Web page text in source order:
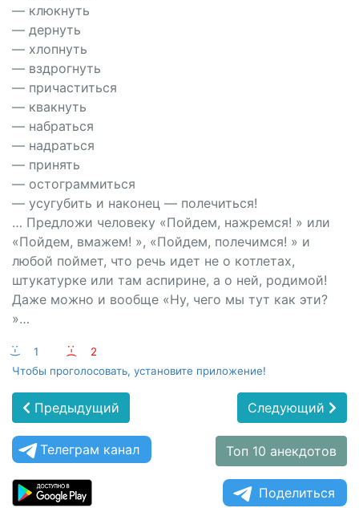
— клюкнуть
— дернуть
— хлопнуть
— вздрогнуть
— причаститься
— квакнуть
— набраться
— надраться
— принять
— остограммиться
— усугубить и наконец — полечиться!
… Предложи человеку «Пойдем, нажремся! » или
«Пойдем, вмажем! », «Пойдем, полечимся! » и
любой поймет, что речь идет не о котлетах,
штукатурке или там аспирине, а о ней, родимой!
Даже можно и вообще «Ну, чего мы тут как эти?
»…
:-) 1 :-(
2
Чтобы проголосовать, установите приложение!
Предыдущий Следующий
Телеграм канал Топ 10 анекдотов
Поделиться